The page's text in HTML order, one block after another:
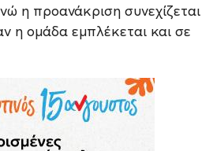
η προανάκριση συνεχίζεται
η ομάδα εμπλέκεται και σε